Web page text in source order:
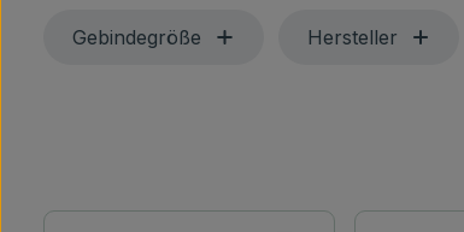
Gebindegröße Hersteller